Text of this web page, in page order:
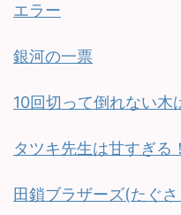
エラー
銀河の一票
10回切って倒れない木
タツキ先生は甘すぎる！
田鎖ブラザーズ(たぐ